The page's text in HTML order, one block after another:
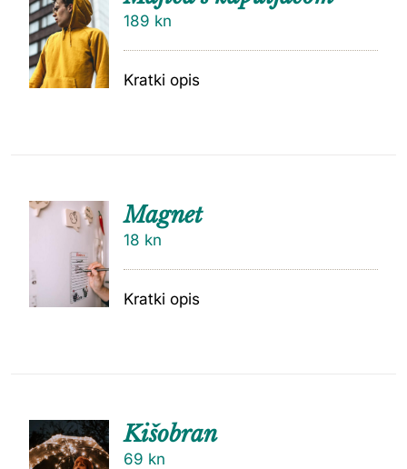
U
KOŠARI
189 kn
Kratki opis
DODAJ
Magnet
18 kn
Kratki opis
Kišobran
69 kn